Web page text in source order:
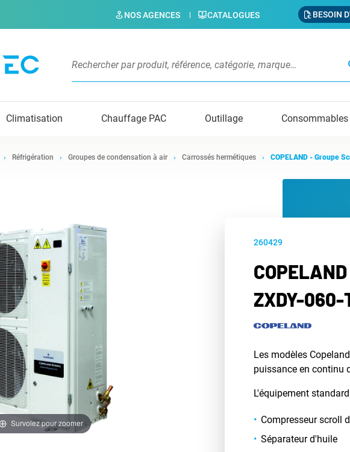
NOS AGENCES CATALOGUES BESOIN
Climatisation Chauffage PAC Outillage Consommables
Réfrigération Groupes de condensation à air Carrossés hermétiques COPELAND - Groupe
Survolez pour zoomer
260429
ZXDY-060-
Les modèles
puissance en continu
L'équipement
Compresseur scroll
Séparateur d'huile